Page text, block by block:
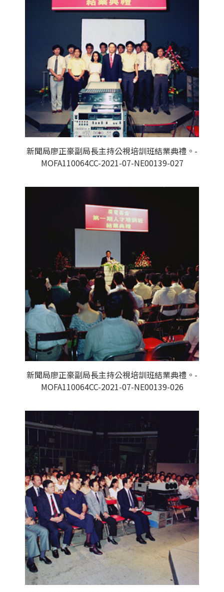
新聞局廖正豪副局長主持公視培訓班結業典禮。-
MOFA110064CC-2021-07-NE00139-027
新聞局廖正豪副局長主持公視培訓班結業典禮。-
MOFA110064CC-2021-07-NE00139-026